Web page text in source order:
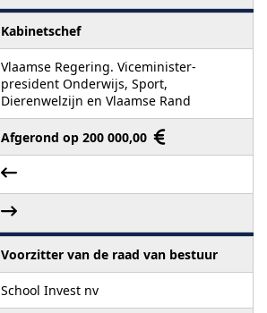
Kabinetschef
Vlaamse Regering. Viceminister-
president Onderwijs, Sport,
Dierenwelzijn en Vlaamse Rand
Afgerond op 200 000,00
Voorzitter van de raad van bestuur
School Invest nv